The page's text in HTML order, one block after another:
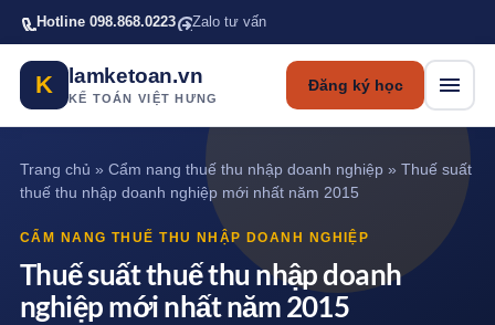
Bỏ qua tới nội dung chính
Hotline 098.868.0223 Zalo tư vấn
K lamketoan.vn
KẾ TOÁN VIỆT HƯNG
Đăng ký học
Trang chủ » Cẩm nang thuế thu nhập doanh nghiệp» Thuế suất
thuế thu nhập doanh nghiệp mới nhất năm 2015
CẨM NANG THUẾ THU NHẬP DOANH NGHIỆP
Thuế suất thuế thu nhập doanh
nghiệp mới nhất năm 2015